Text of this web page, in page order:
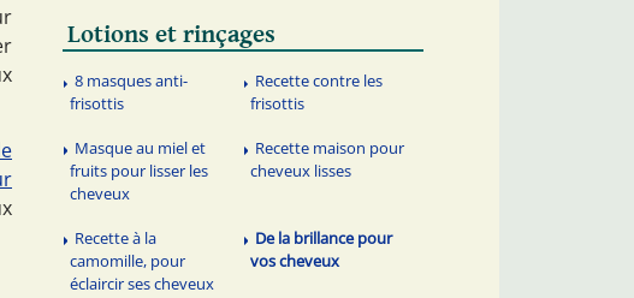
Lotions et rinçages
8 masques anti-
frisottis
Recette contre les
frisottis
Masque au miel et
fruits pour lisser les
cheveux
Recette maison pour
cheveux lisses
Recette à la
camomille, pour
éclaircir ses cheveux
De la brillance pour
vos cheveux